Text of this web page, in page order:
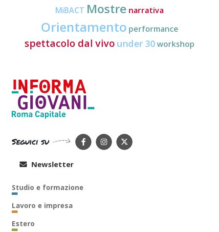
MiBACT Mostre narrativa
Orientamento performance
spettacolo dal vivo under 30workshop
Seguici su
Newsletter
Studio e formazione
Lavoro e impresa
Estero